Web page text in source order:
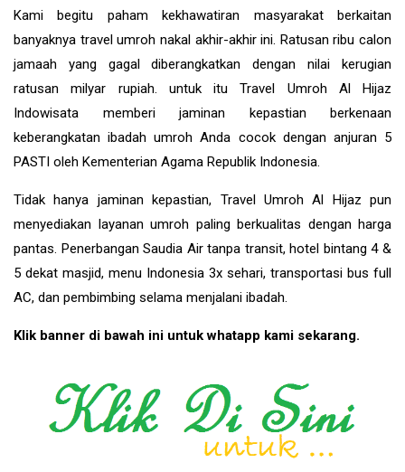
Kami begitu paham kekhawatiran masyarakat berkaitan
banyaknya travel umroh nakal akhir-akhir ini. Ratusan ribu calon
jamaah yang gagal diberangkatkan dengan nilai kerugian
ratusan milyar rupiah. untuk itu Travel Umroh Al Hijaz
Indowisata memberi jaminan kepastian berkenaan
keberangkatan ibadah umroh Anda cocok dengan anjuran 5
PASTI oleh Kementerian Agama Republik Indonesia.
Tidak hanya jaminan kepastian, Travel Umroh Al Hijaz pun
menyediakan layanan umroh paling berkualitas dengan harga
pantas. Penerbangan Saudia Air tanpa transit, hotel bintang 4 &
5 dekat masjid, menu Indonesia 3x sehari, transportasi bus full
AC, dan pembimbing selama menjalani ibadah.
Klik banner di bawah ini untuk whatapp kami sekarang.